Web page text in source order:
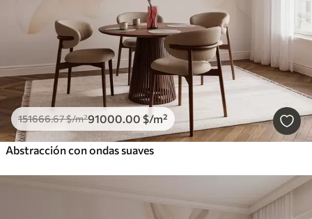
151666.67$/m²91000.00 $/m²
Abstracción con ondas suaves